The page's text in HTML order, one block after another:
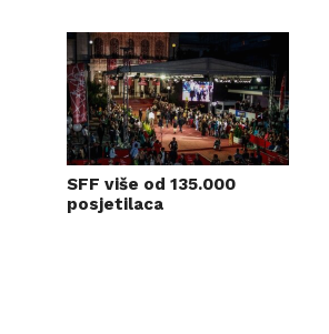
SFF više od 135.000
posjetilaca